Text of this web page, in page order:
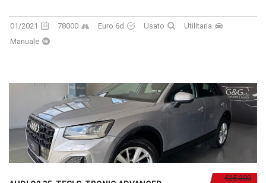
01/2021 78000 Euro 6d Usato
Utilitaria
Manuale
€25.300